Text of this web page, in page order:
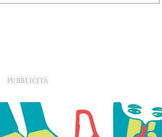
PUBBLICITÀ